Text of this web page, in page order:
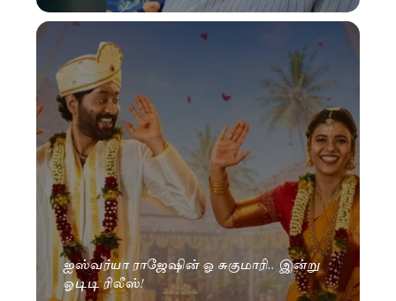
ஐஸ்வர்யா ராஜேஷின் ஓ சுகுமாரி.. இன்று
ஓடிடி ரிலீஸ்!